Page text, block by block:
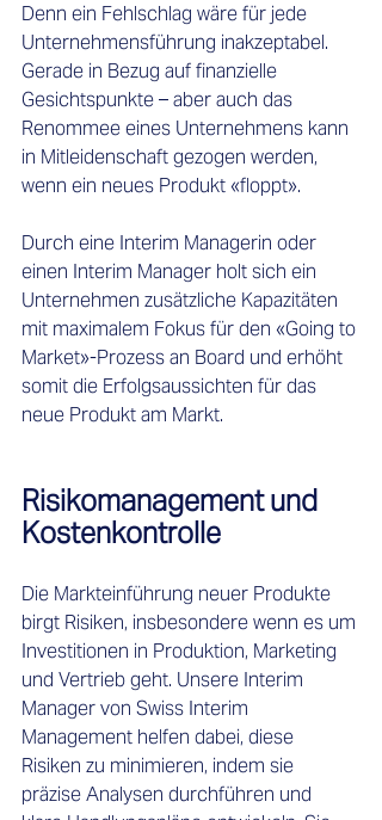
Denn ein Fehlschlag wäre für jede
Unternehmensführung inakzeptabel.
Gerade in Bezug auf finanzielle
Gesichtspunkte – aber auch das
Renommee eines Unternehmens kann
in Mitleidenschaft gezogen werden,
wenn ein neues Produkt «floppt».
Durch eine Interim Managerin oder
einen Interim Manager holt sich ein
Unternehmen zusätzliche Kapazitäten
mit maximalem Fokus für den «Going to
Market»-Prozess an Board und erhöht
somit die Erfolgsaussichten für das
neue Produkt am Markt.
Risikomanagement und
Kostenkontrolle
Die Markteinführung neuer Produkte
birgt Risiken, insbesondere wenn es um
Investitionen in Produktion, Marketing
und Vertrieb geht. Unsere Interim
Manager von Swiss Interim
Management helfen dabei, diese
Risiken zu minimieren, indem sie
präzise Analysen durchführen und